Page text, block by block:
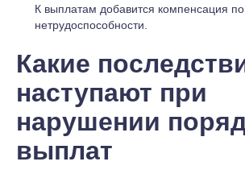
К выплатам добавится компенсация
нетрудоспособности.
Какие
наступают при
нарушении
выплат